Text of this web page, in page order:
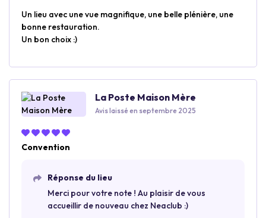
Un lieu avec une vue magnifique, une belle plénière, une
bonne restauration.
Un bon choix :)
La Poste Maison Mère
Avis laissé en septembre 2025
Convention
Réponse du lieu
Merci pour votre note ! Au plaisir de vous
accueillir de nouveau chez Neaclub :)